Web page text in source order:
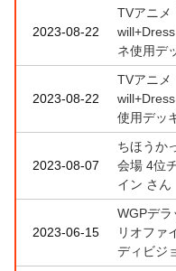
2023-08-22
TVアニメ
ネ使用デ
2023-08-22
TVアニメ
使用デッ
2023-08-07
ちほうか
会場 4位
イン さん
2023-06-15
WGPデラ
リオファ
ディビジ